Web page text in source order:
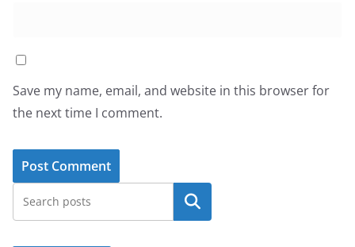
Save my name, email, and website in this browser for
the next time I comment.
Search